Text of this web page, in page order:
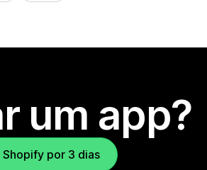
um app?
por 3 dias